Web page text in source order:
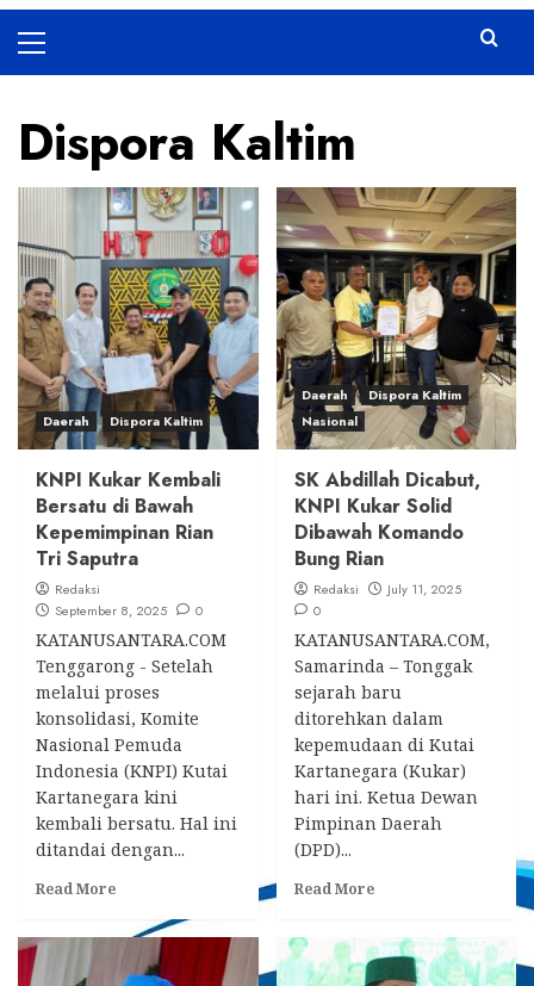
Menu
Dispora Kaltim
Daerah Dispora Kaltim
KNPI Kukar Kembali
Bersatu di Bawah
Kepemimpinan Rian
Tri Saputra
Redaksi
September 8, 2025
0
KATANUSANTARA.COM
Tenggarong - Setelah
melalui proses
konsolidasi, Komite
Nasional Pemuda
Indonesia (KNPI) Kutai
Kartanegara kini
kembali bersatu. Hal ini
ditandai dengan...
Read MoreRead
about
Kukar
Daerah
Dispora Kaltim
Nasional
SK Abdillah Dicabut,
KNPI Kukar Solid
Dibawah Komando
Bung Rian
Redaksi
July 11, 2025
0
KATANUSANTARA.COM,
Samarinda – Tonggak
sejarah baru
ditorehkan dalam
kepemudaan di Kutai
Kartanegara (Kukar)
hari ini. Ketua Dewan
Pimpinan Daerah
(DPD)...
Read MoreRead
SK
Abdillah